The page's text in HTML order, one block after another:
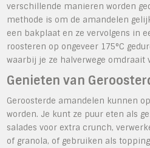
verschillende manieren worden
methode is om de amandelen
een bakplaat en ze vervolgens in
roosteren op ongeveer 175°C
waarbij je ze halverwege omdraait
Genieten van
Geroosterde amandelen kunnen
worden. Je kunt ze puur eten als
salades voor extra crunch,
of granola, of gebruiken als